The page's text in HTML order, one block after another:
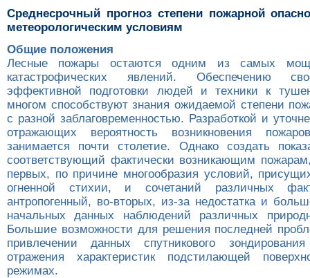
Cреднесрочный прогноз степени пожарной
метеорологическим условиям
Общие положения
Лесные пожары остаются одним из самых
катастрофических явлений. Обеспечению
эффективной подготовки людей и техники к
многом способствуют знания ожидаемой степени
с разной заблаговременностью. Разработкой и
отражающих вероятность возникновения
занимается почти столетие. Однако создать
соответствующий фактически возникающим
первых, по причине многообразия условий,
огненной стихии, и сочетаний различных
антропогенный, во-вторых, из-за недостатка и
начальных данных наблюдений различных
Большие возможности для решения последней
привлечении данных спутникового
отражения характеристик подстилающей
режимах.